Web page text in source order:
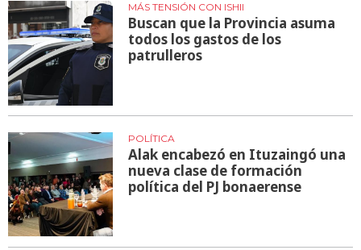
MÁS TENSIÓN CON ISHII
Buscan que la Provincia asuma
todos los gastos de los
patrulleros
POLÍTICA
Alak encabezó en Ituzaingó una
nueva clase de formación
política del PJ bonaerense